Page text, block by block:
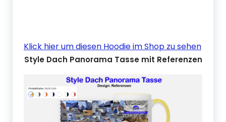
Klick hier um diesen Hoodie im Shop zu sehen
Style Dach Panorama Tasse mit Referenzen